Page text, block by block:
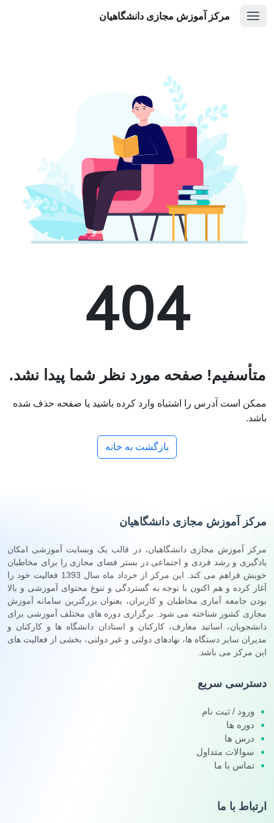
مرکز آموزش مجازی دانشگاهیان
404
متأسفیم! صفحه مورد نظر شما پیدا نشد.
ممکن است آدرس را اشتباه وارد کرده باشید یا صفحه حذف شده
باشد.
بازگشت به خانه
مرکز آموزش مجازی دانشگاهیان
مرکز آموزش مجازی دانشگاهیان، در قالب یک وبسایت آموزشی امکان
یادگیری و رشد فردی و اجتماعی در بستر فضای مجازی را برای مخاطبان
خویش فراهم می کند. این مرکز از خرداد ماه سال 1393 فعالیت خود را
آغاز کرده و هم اکنون با توجه به گستردگی و تنوع محتوای آموزشی و بالا
بودن جامعه آماری مخاطبان و کاربران، بعنوان بزرگترین سامانه آموزش
مجازی کشور شناخته می شود. برگزاری دوره های مختلف آموزشی برای
دانشجویان، اساتید معارف، کارکنان و استادان دانشگاه ها و کارکنان و
مدیران سایر دستگاه ها، نهادهای دولتی و غیر دولتی، بخشی از فعالیت های
این مرکز می باشد.
دسترسی سریع
ورود / ثبت نام
دوره ها
درس ها
سوالات متداول
تماس با ما
ارتباط با ما